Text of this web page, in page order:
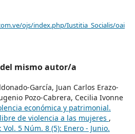
ojs/index.php/Iustitia_Socialis/oai
mismo autor/a
García, Juan Carlos Erazo-
Pozo-Cabrera, Cecilia Ivonne
económica y patrimonial.
de violencia a las mujeres ,
Vol. 5 Núm. 8 (5): Enero - Junio.